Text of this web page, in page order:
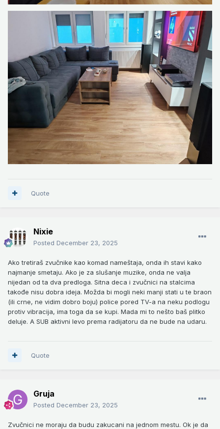
Quote
Nixie
Posted December 23, 2025
Ako tretiraš zvučnike kao komad nameštaja, onda ih stavi kako
najmanje smetaju. Ako je za slušanje muzike, onda ne valja
nijedan od ta dva predloga. Sitna deca i zvučnici na stalcima
takođe nisu dobra ideja. Možda bi mogli neki manji stati u te braon
(ili crne, ne vidim dobro boju) police pored TV-a na neku podlogu
protiv vibracija, ima toga da se kupi. Mada mi to nešto baš plitko
deluje. A SUB aktivni levo prema radijatoru da ne bude na udaru.
Quote
Gruja
Posted December 23, 2025
Zvučnici ne moraju da budu zakucani na jednom mestu. Ok je da